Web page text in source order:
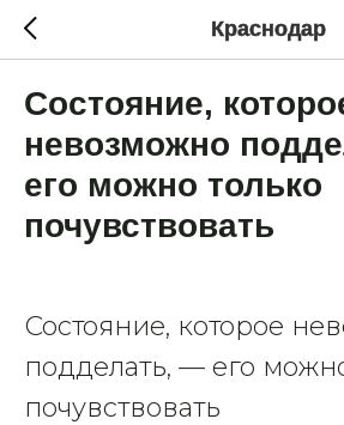
Краснодар
Состояние,
невозможно
его можно только
почувствовать
Состояние, которое
подделать, — его
почувствовать